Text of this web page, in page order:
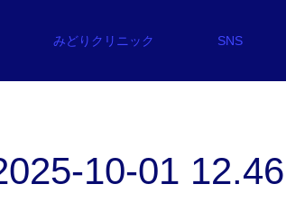
みどりクリニック SNS
10-01